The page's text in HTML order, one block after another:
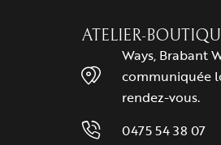
ATELIER-
Ways, Brabant
communiquée
rendez-vous.
0475 54 38 07